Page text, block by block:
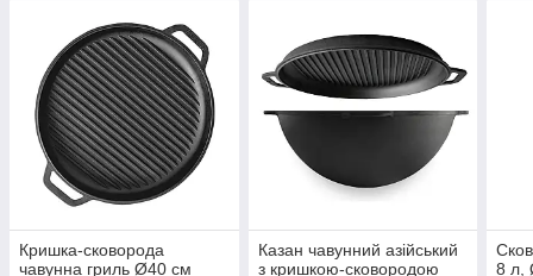
Кришка-сковорода
чавунна гриль Ø40 см
Казан чавунний азійський
з кришкою-сковородою
8 л,